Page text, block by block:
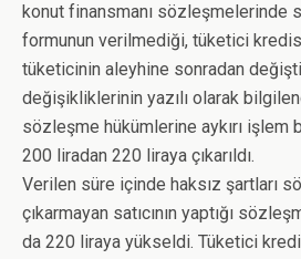
konut finansmanı sözleşmelerinde
formunun verilmediği, tüketici
tüketicinin aleyhine sonradan
değişikliklerinin yazılı olarak
sözleşme hükümlerine aykırı işlem
200 liradan 220 liraya çıkarıldı.
Verilen süre içinde haksız şartları
çıkarmayan satıcının yaptığı
da 220 liraya yükseldi. Tüketici